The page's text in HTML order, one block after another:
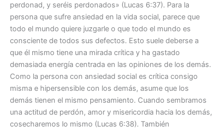
perdonad, y seréis perdonados» (Lucas 6:37). Para la
persona que sufre ansiedad en la vida social, parece que
todo el mundo quiere juzgarle o que todo el mundo es
consciente de todos sus defectos. Esto suele deberse a
que él mismo tiene una mirada crítica y ha gastado
demasiada energía centrada en las opiniones de los demás.
Como la persona con ansiedad social es crítica consigo
misma e hipersensible con los demás, asume que los
demás tienen el mismo pensamiento. Cuando sembramos
una actitud de perdón, amor y misericordia hacia los demás,
cosecharemos lo mismo (Lucas 6:38). También